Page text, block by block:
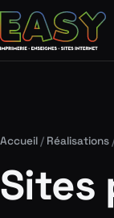
Accueil / Réalisations
Sites